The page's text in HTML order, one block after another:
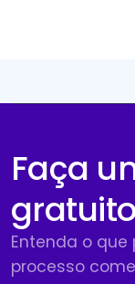
Faça
Entenda o
processo